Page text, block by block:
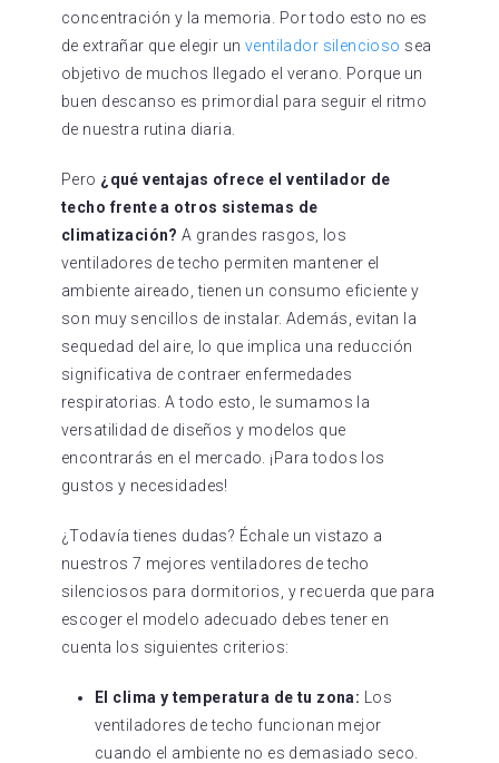
concentración y la memoria. Por todo esto no es
de extrañar que elegir un ventilador silencioso sea
objetivo de muchos llegado el verano. Porque un
buen descanso es primordial para seguir el ritmo
de nuestra rutina diaria.
Pero ¿qué ventajas ofrece el ventilador de
techo frente a otros sistemas de
climatización? A grandes rasgos, los
ventiladores de techo permiten mantener el
ambiente aireado, tienen un consumo eficiente y
son muy sencillos de instalar. Además, evitan la
sequedad del aire, lo que implica una reducción
significativa de contraer enfermedades
respiratorias. A todo esto, le sumamos la
versatilidad de diseños y modelos que
encontrarás en el mercado. ¡Para todos los
gustos y necesidades!
¿Todavía tienes dudas? Échale un vistazo a
nuestros 7 mejores ventiladores de techo
silenciosos para dormitorios, y recuerda que para
escoger el modelo adecuado debes tener en
cuenta los siguientes criterios:
El clima y temperatura de tu zona: Los
ventiladores de techo funcionan mejor
cuando el ambiente no es demasiado seco.